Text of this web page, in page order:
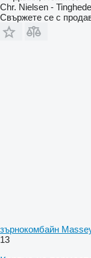
Chr. Nielsen -
Свържете се с
зърнокомбайн
13